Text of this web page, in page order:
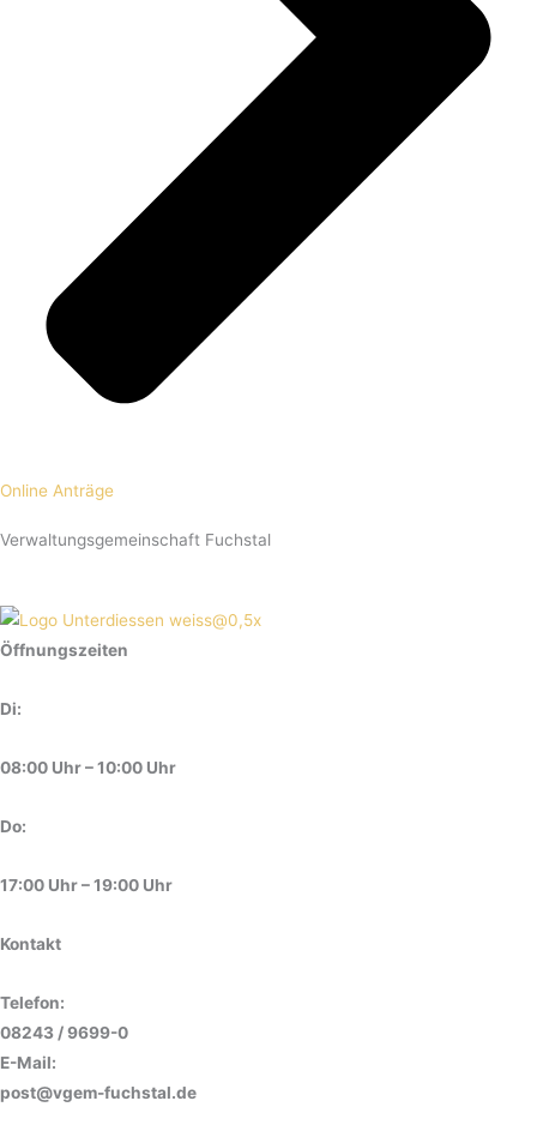
Online Anträge
Verwaltungsgemeinschaft Fuchstal
Öffnungszeiten
Di:
08:00 Uhr – 10:00 Uhr
Do:
17:00 Uhr – 19:00 Uhr
Kontakt
Telefon:
08243 / 9699-0
E-Mail:
post@vgem-fuchstal.de